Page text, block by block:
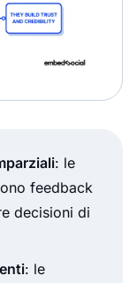
: le
feedback
decisioni di
: le